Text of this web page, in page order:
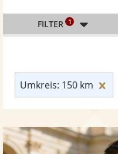
Umkreis: 150 km
FILTER 1